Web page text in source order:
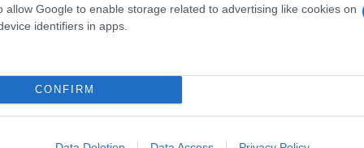
allow Google to enable storage related to advertising like cookies on
identifiers in apps.
CONFIRM
ο νοροϊός - Συμπτώματα, φροντίδα και πρόληψη
στη Μαγνησία - Νοσηλεύονται 7